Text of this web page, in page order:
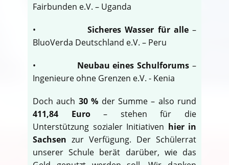
Fairbunden e.V. – Uganda
•Sicheres Wasser für alle–
BluoVerda Deutschland e.V. – Peru
• Neubau eines Schulforums –
Ingenieure ohne Grenzen e.V. - Kenia
Doch auch 30 % der Summe – also rund
411,84 Euro– stehen für die
Unterstützung sozialer Initiativen hier in
Sachsen zur Verfügung. Der Schülerrat
unserer Schule berät darüber, wie das